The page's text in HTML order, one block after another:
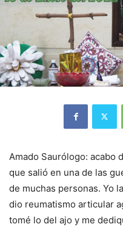
Amado Saurólogo: acabo
que salió en una de las
de muchas personas. Yo
dio reumatismo articular
tomé lo del ajo y me